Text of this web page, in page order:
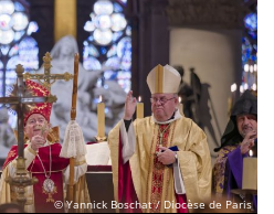
© Yannick Boschat / Diocèse de Paris